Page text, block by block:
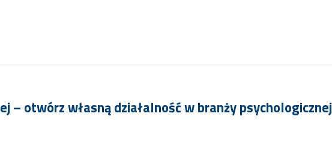
– otwórz własną działalność w branży psychologicznej